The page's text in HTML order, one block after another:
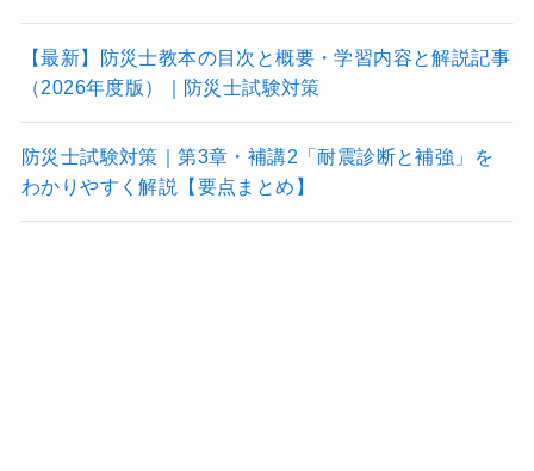
【最新】防災士教本の目次と概要・学習内容と解説記事
（2026年度版）｜防災士試験対策
防災士試験対策｜第3章・補講2「耐震診断と補強」を
わかりやすく解説【要点まとめ】